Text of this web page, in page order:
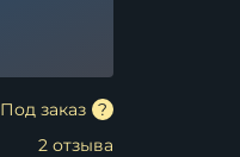
Под заказ
2 отзыва